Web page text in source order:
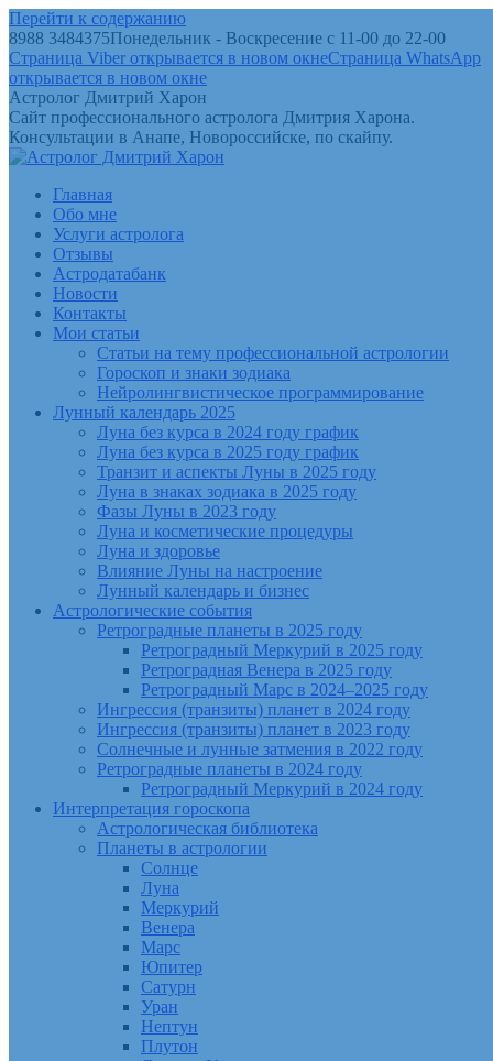
Перейти к содержанию
8988 3484375Понедельник - Воскресение с 11-00 до 22-00
Страница Viber открывается в новом окнеСтраница WhatsApp
открывается в новом окне
Астролог Дмитрий Харон
Сайт профессионального астролога Дмитрия Харона.
Консультации в Анапе, Новороссийске, по скайпу.
Главная
Обо мне
Услуги астролога
Отзывы
Астродатабанк
Новости
Контакты
Мои статьи
Статьи на тему профессиональной астрологии
Гороскоп и знаки зодиака
Нейролингвистическое программирование
Лунный календарь 2025
Луна без курса в 2024 году график
Луна без курса в 2025 году график
Транзит и аспекты Луны в 2025 году
Луна в знаках зодиака в 2025 году
Фазы Луны в 2023 году
Луна и косметические процедуры
Луна и здоровье
Влияние Луны на настроение
Лунный календарь и бизнес
Астрологические события
Ретроградные планеты в 2025 году
Ретроградный Меркурий в 2025 году
Ретроградная Венера в 2025 году
Ретроградный Марс в 2024–2025 году
Ингрессия (транзиты) планет в 2024 году
Ингрессия (транзиты) планет в 2023 году
Солнечные и лунные затмения в 2022 году
Ретроградные планеты в 2024 году
Ретроградный Меркурий в 2024 году
Интерпретация гороскопа
Астрологическая библиотека
Планеты в астрологии
Солнце
Луна
Меркурий
Венера
Марс
Юпитер
Сатурн
Уран
Нептун
Плутон